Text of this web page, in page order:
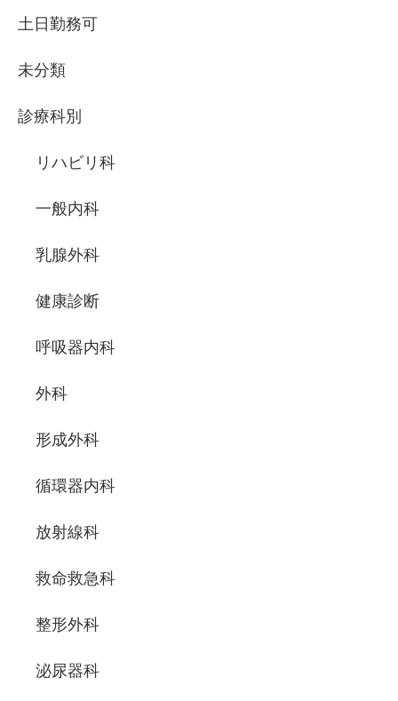
土日勤務可
未分類
診療科別
リハビリ科
一般内科
乳腺外科
健康診断
呼吸器内科
外科
形成外科
循環器内科
放射線科
救命救急科
整形外科
泌尿器科